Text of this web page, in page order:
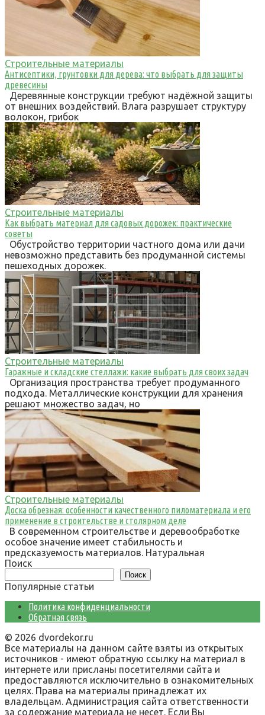
Строительные материалы
Антисептики, грунтовки для дерева: что выбрать для защиты
древесины
Деревянные конструкции требуют надёжной защиты
от внешних воздействий. Влага разрушает структуру
волокон, грибок
Строительные материалы
Как выбрать материал для садовых дорожек: практические
советы
Обустройство территории частного дома или дачи
невозможно представить без продуманной системы
пешеходных дорожек.
Строительные материалы
Гаражные и складские стеллажи: какие выбрать для своих задач
Организация пространства требует продуманного
подхода. Металлические конструкции для хранения
решают множество задач, но
Строительные материалы
Доска обрезная: особенности качественного пиломатериала и его
применение в строительстве и столярном деле
В современном строительстве и деревообработке
особое значение имеет стабильность и
предсказуемость материалов. Натуральная
Поиск
Поиск
Популярные статьи
Политика конфиденциальности
Обратная связь
© 2026 dvordekor.ru
Все материалы на данном сайте взяты из открытых
источников - имеют обратную ссылку на материал в
интернете или присланы посетителями сайта и
предоставляются исключительно в ознакомительных
целях. Права на материалы принадлежат их
владельцам. Администрация сайта ответственности
за содержание материала не несет. Если Вы